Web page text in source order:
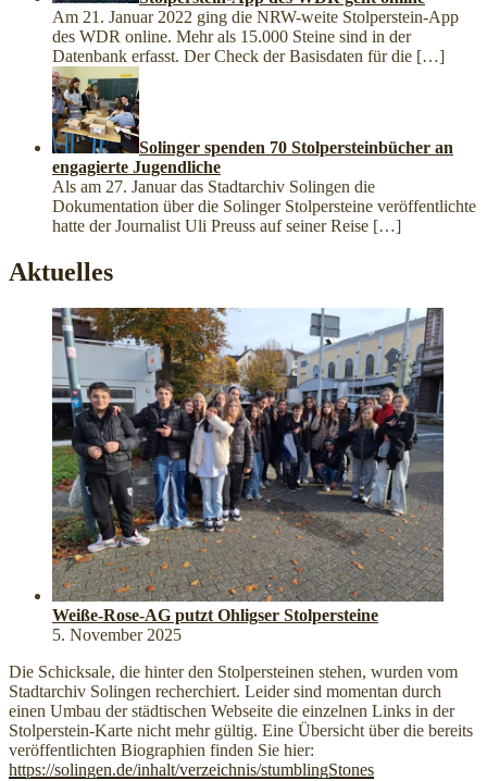
Am 21. Januar 2022 ging die NRW-weite Stolperstein-App
des WDR online. Mehr als 15.000 Steine sind in der
Datenbank erfasst. Der Check der Basisdaten für die […]
Solinger spenden 70 Stolpersteinbücher an
engagierte Jugendliche
Als am 27. Januar das Stadtarchiv Solingen die
Dokumentation über die Solinger Stolpersteine veröffentlichte
hatte der Journalist Uli Preuss auf seiner Reise […]
Aktuelles
Weiße-Rose-AG putzt Ohligser Stolpersteine
5. November 2025
Die Schicksale, die hinter den Stolpersteinen stehen, wurden vom
Stadtarchiv Solingen recherchiert. Leider sind momentan durch
einen Umbau der städtischen Webseite die einzelnen Links in der
Stolperstein-Karte nicht mehr gültig. Eine Übersicht über die bereits
veröffentlichten Biographien finden Sie hier:
https://solingen.de/inhalt/verzeichnis/stumblingStones